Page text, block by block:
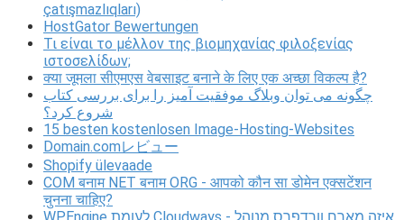
çatışmazlıqları)
HostGator Bewertungen
Τι είναι το μέλλον της βιομηχανίας φιλοξενίας
ιστοσελίδων;
क्या जूमला सीएमएस वेबसाइट बनाने के लिए एक अच्छा विकल्प है?
چگونه می توان وبلاگ موفقیت آمیز را برای بررسی کتاب
شروع کرد؟
15 besten kostenlosen Image-Hosting-Websites
Domain.comレビュー
Shopify ülevaade
COM बनाम NET बनाम ORG - आपको कौन सा डोमेन एक्सटेंशन
चुनना चाहिए?